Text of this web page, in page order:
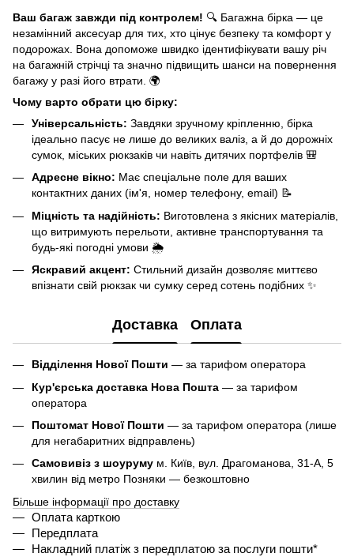
Ваш багаж завжди під контролем! 🔍 Багажна бірка — це
незамінний аксесуар для тих, хто цінує безпеку та комфорт у
подорожах. Вона допоможе швидко ідентифікувати вашу річ
на багажній стрічці та значно підвищить шанси на повернення
багажу у разі його втрати. 🌍
Чому варто обрати цю бірку:
Універсальність: Завдяки зручному кріпленню, бірка
ідеально пасує не лише до великих валіз, а й до дорожніх
сумок, міських рюкзаків чи навіть дитячих портфелів 🎒
Адресне вікно: Має спеціальне поле для ваших
контактних даних (ім'я, номер телефону, email) 📝
Міцність та надійність: Виготовлена з якісних матеріалів,
що витримують перельоти, активне транспортування та
будь-які погодні умови 🌦️
Яскравий акцент: Стильний дизайн дозволяє миттєво
впізнати свій рюкзак чи сумку серед сотень подібних ✨
Доставка Оплата
Відділення Нової Пошти — за тарифом оператора
Кур'єрська доставка Нова Пошта — за тарифом
оператора
Поштомат Нової Пошти — за тарифом оператора (лише
для негабаритних відправлень)
Самовивіз з шоуруму м. Київ, вул. Драгоманова, 31-А, 5
хвилин від метро Позняки — безкоштовно
Більше інформації про доставку
Оплата карткою
Передплата
Накладний платіж з передплатою за послуги пошти*